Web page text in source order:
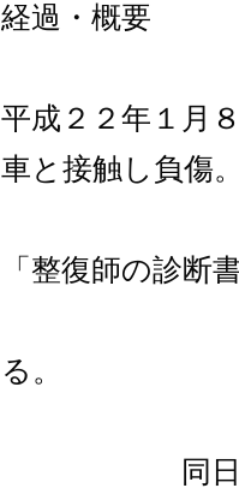
経過・概要
平成２２年１
車と接触し負傷
「整復師の診断
る。
同日 K整